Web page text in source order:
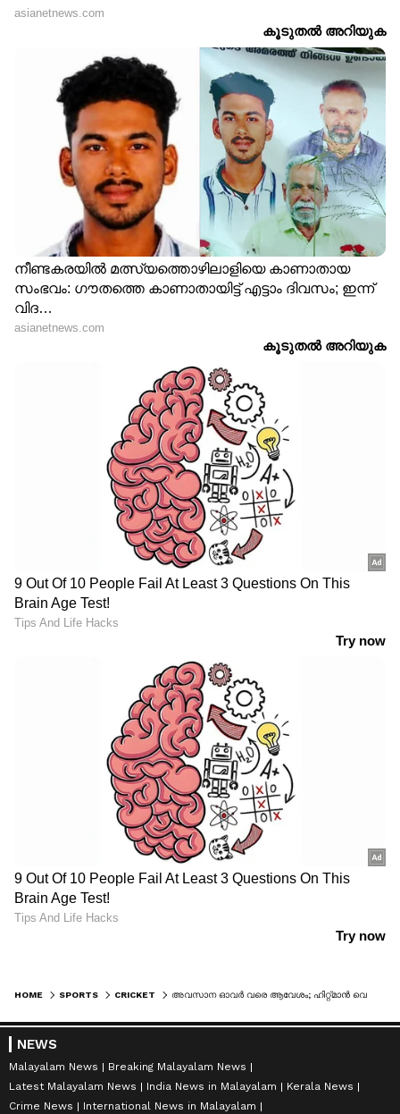
HOME SPORTS CRICKET
NEWS
Malayalam News
Breaking Malayalam News
Latest Malayalam News
India News in Malayalam
Kerala News
Crime News
International News in Malayalam